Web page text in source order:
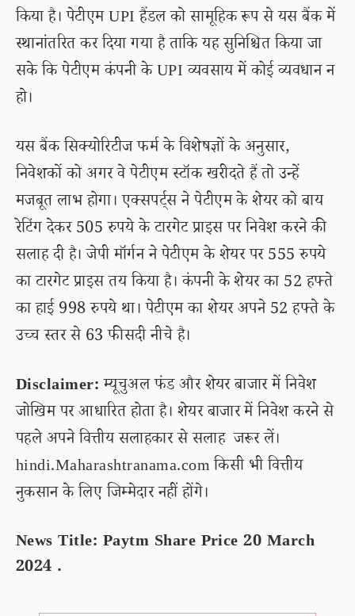
किया है। पेटीएम UPI हैंडल को सामूहिक रूप से यस बैंक में
स्थानांतरित कर दिया गया है ताकि यह सुनिश्चित किया जा
सके कि पेटीएम कंपनी के UPI व्यवसाय में कोई व्यवधान न
हो।
यस बैंक सिक्योरिटीज फर्म के विशेषज्ञों के अनुसार,
निवेशकों को अगर वे पेटीएम स्टॉक खरीदते हैं तो उन्हें
मजबूत लाभ होगा। एक्सपर्ट्स ने पेटीएम के शेयर को बाय
रेटिंग देकर 505 रुपये के टारगेट प्राइस पर निवेश करने की
सलाह दी है। जेपी मॉर्गन ने पेटीएम के शेयर पर 555 रुपये
का टारगेट प्राइस तय किया है। कंपनी के शेयर का 52 हफ्ते
का हाई 998 रुपये था। पेटीएम का शेयर अपने 52 हफ्ते के
उच्च स्तर से 63 फीसदी नीचे है।
Disclaimer:म्यूचुअल फंड और शेयर बाजार में निवेश
जोखिम पर आधारित होता है। शेयर बाजार में निवेश करने से
पहले अपने वित्तीय सलाहकार से सलाह जरूर लें।
hindi.Maharashtranama.com किसी भी वित्तीय
नुकसान के लिए जिम्मेदार नहीं होंगे।
News Title: Paytm Share Price 20 March
2024 .